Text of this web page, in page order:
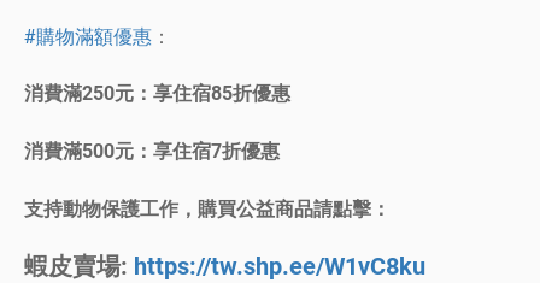
#購物滿額優惠 ：
消費滿250元：享住宿85折優惠
消費滿500元：享住宿7折優惠
支持動物保護工作，購買公益商品請點擊：
蝦皮賣場: https://tw.shp.ee/W1vC8ku